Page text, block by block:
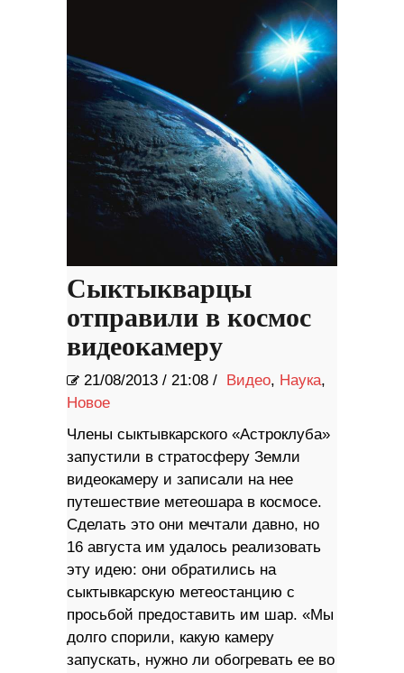
Сыктыкварцы
отправили в космос
видеокамеру
21/08/2013 / 21:08 / Видео, Наука,
Новое
Члены сыктывкарского «Астроклуба»
запустили в стратосферу Земли
видеокамеру и записали на нее
путешествие метеошара в космосе.
Сделать это они мечтали давно, но
16 августа им удалось реализовать
эту идею: они обратились на
сыктывкарскую метеостанцию с
просьбой предоставить им шар. «Мы
долго спорили, какую камеру
запускать, нужно ли обогревать ее во